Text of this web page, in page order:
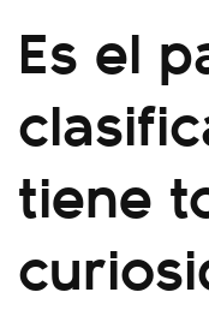
Es el
tiene